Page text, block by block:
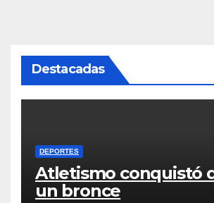
Destacadas
DEPORTES
Atletismo conquistó
un bronce